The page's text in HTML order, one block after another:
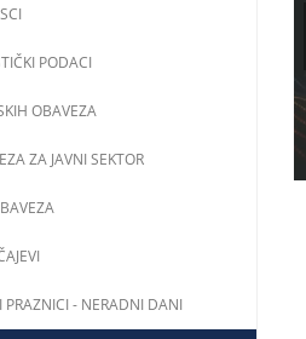
PODACI
OBAVEZA
ZA JAVNI SEKTOR
PRAZNICI - NERADNI DANI